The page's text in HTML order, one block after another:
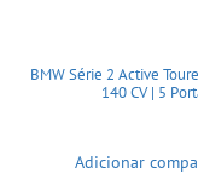
BMW Série 2 Active
140 CV | 5
Adicionar